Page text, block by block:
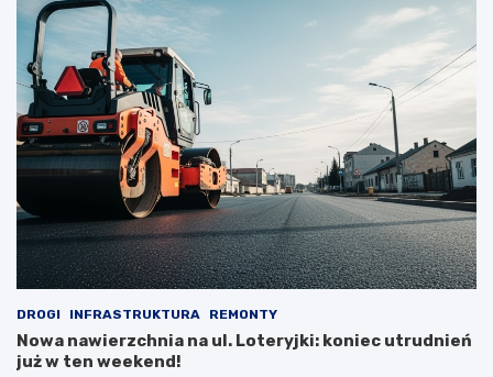
DROGI INFRASTRUKTURA REMONTY
Nowa nawierzchnia na ul. Loteryjki: koniec utrudnień
już w ten weekend!